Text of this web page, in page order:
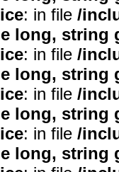
: in file /
long, string
: in file /
long, string
: in file /
long, string
: in file /
long, string